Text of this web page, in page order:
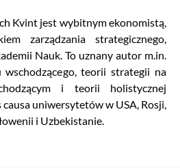
Kvint jest wybitnym ekonomistą,
zarządzania strategicznego,
Nauk. To uznany autor m.in.
teorii strategii na
i teorii holistycznej
uniwersytetów w USA, Rosji,
i Uzbekistanie.